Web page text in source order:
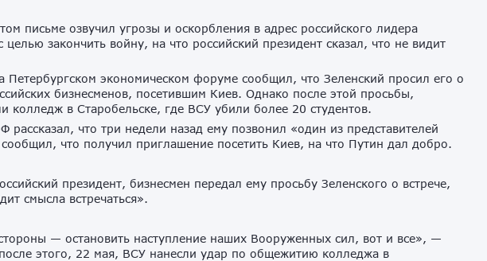
письме озвучил угрозы и оскорбления в адрес российского лидера
закончить войну, на что российский президент сказал, что не видит
экономическом форуме сообщил, что Зеленский просил его о
бизнесменов, посетившим Киев. Однако после этой просьбы,
колледж в Старобельске, где ВСУ убили более 20 студентов.
что три недели назад ему позвонил «один из представителей
что получил приглашение посетить Киев, на что Путин дал добро.
президент, бизнесмен передал ему просьбу Зеленского о встрече,
смысла встречаться».
— остановить наступление наших Вооруженных сил, вот и все», —
этого, 22 мая, ВСУ нанесли удар по общежитию колледжа в